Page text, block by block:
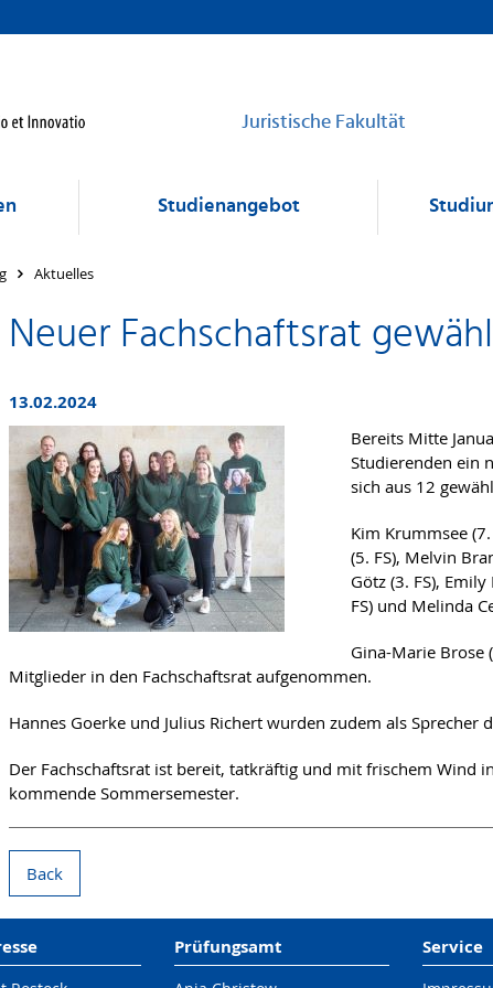
Juristische Fakultät
Studienangebot
Aktuelles
Neuer Fachschaftsrat
13.02.2024
Bereits Mitte
Studierenden ein
sich aus 12
Kim Krummsee
(5. FS), Melvin
Götz (3. FS),
FS) und Melinda
Gina-Marie Brose
Mitglieder in den Fachschaftsrat aufgenommen.
Hannes Goerke und Julius Richert wurden zudem als Sprecher
Der Fachschaftsrat ist bereit, tatkräftig und mit frischem Wind
kommende Sommersemester.
Back
Prüfungsamt Service